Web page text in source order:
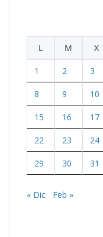
L
M X
1 2 3
8 9 10
15 16 17
22 23 24
29 30 31
« Dic Feb »